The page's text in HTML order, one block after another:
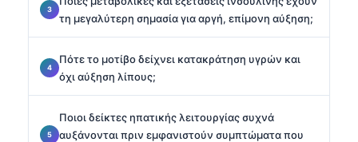
τη μεγαλύτερη σημασία για αργή, επίμονη αύξηση;
Πότε το μοτίβο δείχνει κατακράτηση υγρών και
όχι αύξηση λίπους;
Ποιοι δείκτες ηπατικής λειτουργίας συχνά
αυξάνονται πριν εμφανιστούν συμπτώματα που